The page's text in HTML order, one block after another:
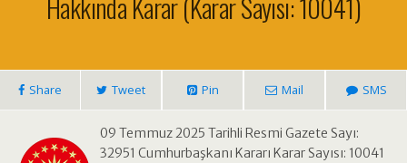
Share Tweet Pin Mail SMS
09 Temmuz 2025 Tarihli Resmi Gazete Sayı:
32951 Cumhurbaşkanı Kararı Karar Sayısı: 10041